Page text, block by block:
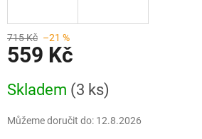
715 Kč –21 %
559 Kč
cena:
Skladem (3 ks)
Můžeme doručit do: 12.8.2026